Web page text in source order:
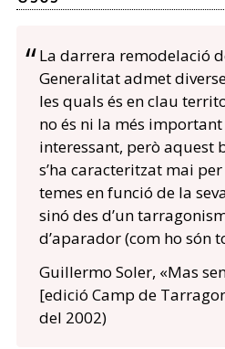
La darrera remodelació
Generalitat admet
les quals és en clau
no és ni la més
interessant, però aquest
s’ha caracteritzat mai
temes en funció de la
sinó des d’un
d’aparador (com ho són
Guillermo Soler, «Mas
[edició Camp de
del 2002)